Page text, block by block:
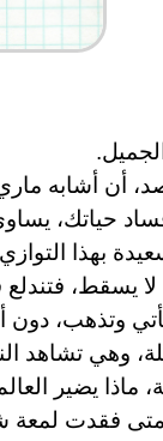
أن أشابه
حياتك،
بهذا
لا يسقط،
وتذهب، دون
وهي تشاهد
ماذا يضير
فقدت لمعة